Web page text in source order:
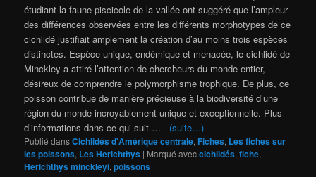
étudiant la faune piscicole de la vallée ont suggéré que l’ampleur
des différences observées entre les différents morphotypes de ce
cichlidé justifiait amplement la création d’au moins trois espèces
distinctes. Espèce unique, endémique et menacée, le cichlidé de
Minckley a attiré l’attention de chercheurs du monde entier,
désireux de comprendre le polymorphisme trophique. De plus, ce
poisson contribue de manière précieuse à la biodiversité d’une
région du monde incroyablement unique et exceptionnelle. Plus
d’informations dans ce qui suit … (suite…)
Publié dansCichlidés d'Amérique centrale,Fiches, Les fiches sur
les poissons, Les Herichthys | Marqué aveccichlidés,fiche,
Herichthys minckleyi,poissons